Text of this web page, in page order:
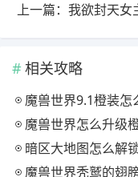
相关攻略
魔兽世界9.1橙装怎么做
魔兽世界怎么升级橙装
暗区大地图怎么解
魔兽世界秃鹫的翅膀哪里